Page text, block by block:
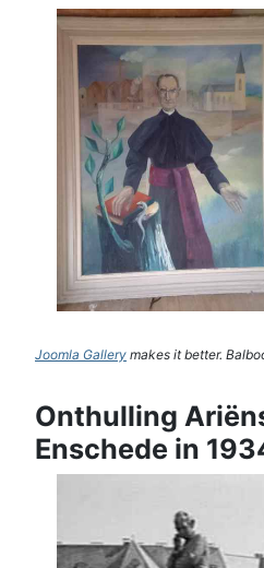
Joomla Gallery makes it better.
Onthulling
Enschede in